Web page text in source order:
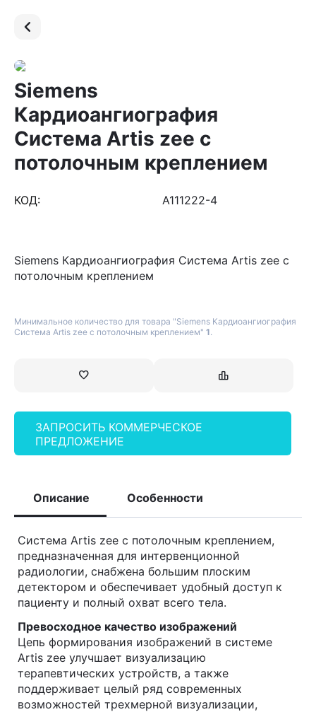
Siemens
Кардиоангиография
Система Artis zee с
потолочным креплением
КОД: A111222-4
Siemens Кардиоангиография Система Artis zee с
потолочным креплением
Минимальное количество для товара "Siemens Кардиоангиография
Система Artis zee с потолочным креплением" 1.
ЗАПРОСИТЬ КОММЕРЧЕСКОЕ
ПРЕДЛОЖЕНИЕ
Описание Особенности
Система Artis zee с потолочным креплением,
предназначенная для интервенционной
радиологии, снабжена большим плоским
детектором и обеспечивает удобный доступ к
пациенту и полный охват всего тела.
Превосходное качество изображений
Цепь формирования изображений в системе
Artis zee улучшает визуализацию
терапевтических устройств, а также
поддерживает целый ряд современных
возможностей трехмерной визуализации,